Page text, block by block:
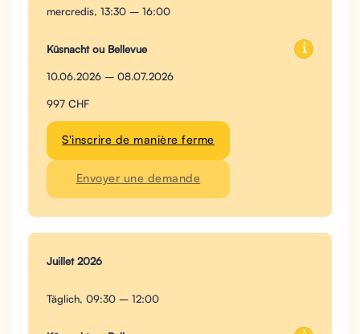
mercredis, 13:30 – 16:00
Küsnacht ou Bellevue
10.06.2026 – 08.07.2026
997 CHF
S'inscrire de manière ferme
Envoyer une demande
Juillet 2026
Täglich, 09:30 – 12:00